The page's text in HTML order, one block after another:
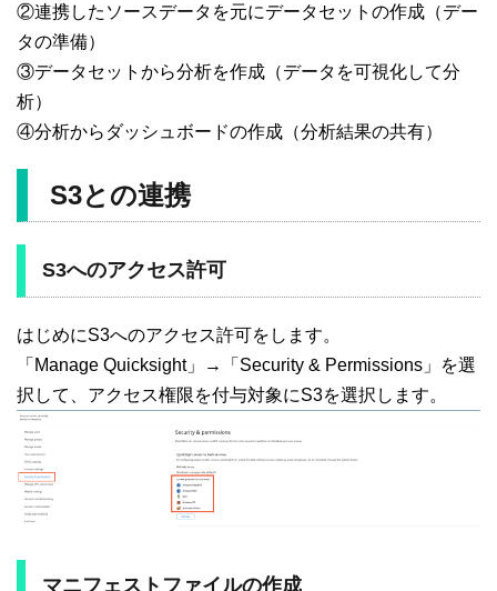
②連携したソースデータを元にデータセットの作成（デー
タの準備）
③データセットから分析を作成（データを可視化して分
析）
④分析からダッシュボードの作成（分析結果の共有）
S3との連携
S3へのアクセス許可
はじめにS3へのアクセス許可をします。
「Manage Quicksight」→「Security & Permissions」を選
択して、アクセス権限を付与対象にS3を選択します。
マニフェストファイルの作成